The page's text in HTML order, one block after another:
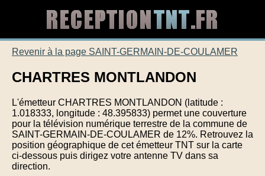
Revenir à la page SAINT-GERMAIN-DE-COULAMER
CHARTRES MONTLANDON
L'émetteur CHARTRES MONTLANDON (latitude :
1.018333, longitude : 48.395833) permet une couverture
pour la télévision numérique terrestre de la commune de
SAINT-GERMAIN-DE-COULAMER de 12%. Retrouvez la
position géographique de cet émetteur TNT sur la carte
ci-dessous puis dirigez votre antenne TV dans sa
direction.